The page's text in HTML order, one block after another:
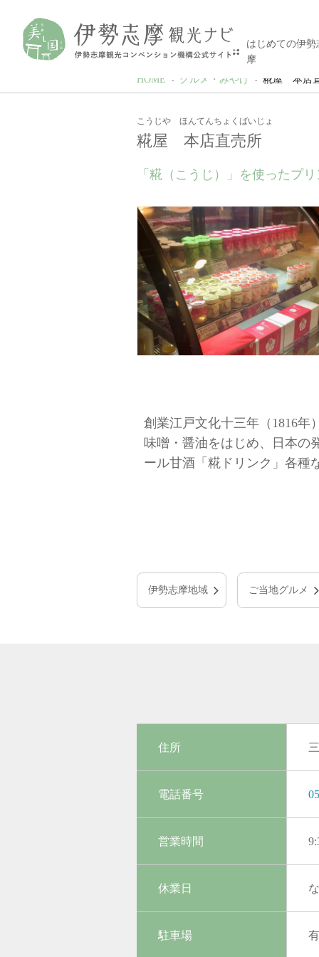
はじめての伊勢
摩
HOME グルメ・みやげ 糀屋 本店
こうじや ほんてんちょくばいじょ
糀屋 本店直売所
「糀（こうじ）」を使ったプ
創業江戸文化十三年（1816年
味噌・醤油をはじめ、日本の
ール甘酒「糀ドリンク」各種
伊勢志摩地域 ご当地グルメ
住所
電話番号
営業時間
休業日
駐車場 有